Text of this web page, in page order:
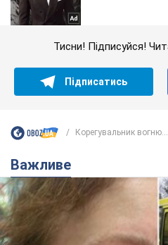
Тисни! Підписуйся!
Підписатись
Корегувальник вогню...
Важливе